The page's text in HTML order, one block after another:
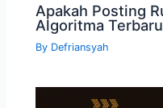
Apakah Posting
Algoritma
By Defriansyah